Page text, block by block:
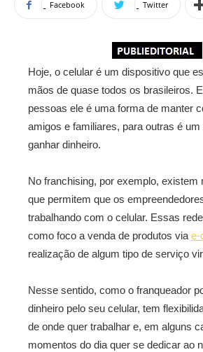
Facebook Twitter
Hoje, o celular é um dispositivo que
mãos de quase todos os brasileiros.
pessoas ele é uma forma de manter
amigos e familiares, para outras é
ganhar dinheiro.
No franchising, por exemplo, existem
que permitem que os
trabalhando com o celular. Essas
como foco a venda de produtos via e-
realização de algum tipo de serviço
Nesse sentido, como o franqueador
dinheiro pelo seu celular, tem
de onde quer trabalhar e, em alguns
momentos do dia quer se dedicar ao